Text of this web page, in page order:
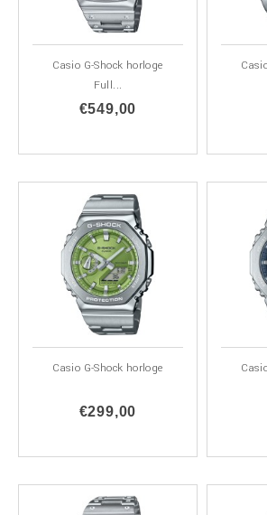
Casio G-Shock horloge
Full...
€549,00
Casio G-Shock horloge
€299,00